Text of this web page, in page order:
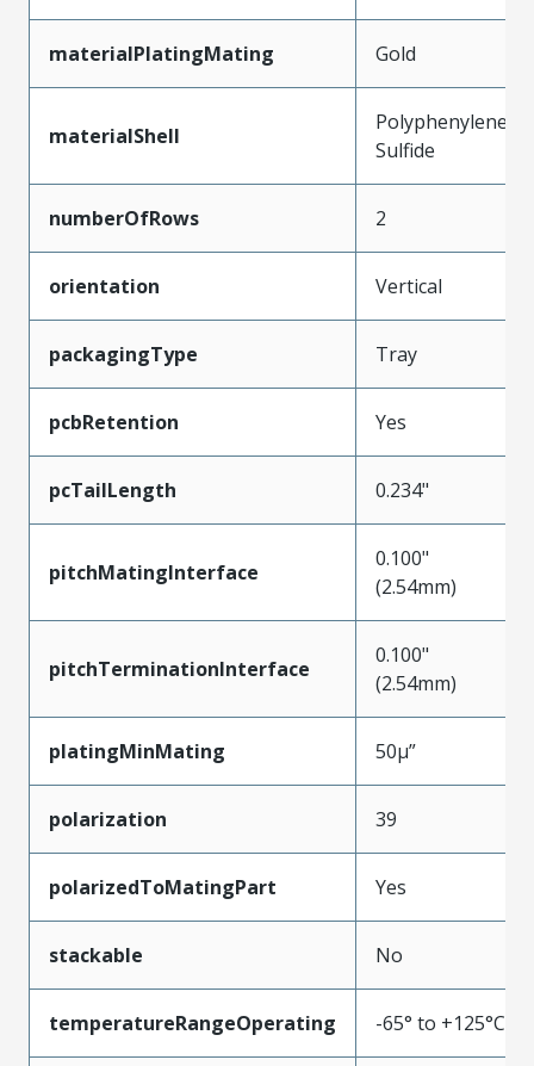
materialPlatingMating Gold
materialShell
Polyphenylene
Sulfide
numberOfRows 2
orientation Vertical
packagingType Tray
pcbRetention Yes
pcTailLength 0.234"
pitchMatingInterface
0.100"
(2.54mm)
pitchTerminationInterface
0.100"
(2.54mm)
platingMinMating 50µ”
polarization 39
polarizedToMatingPart Yes
stackable No
temperatureRangeOperating -65° to +125°C